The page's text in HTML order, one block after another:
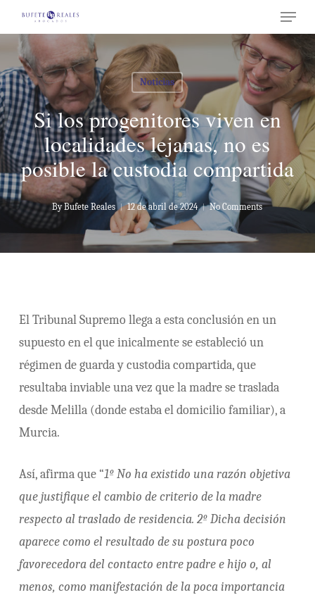
to
main
content
Menu
Noticias
Si los progenitores viven en
localidades lejanas, no es
posible la custodia compartida
By Bufete Reales 12 de abril de 2024 No Comments
El Tribunal Supremo llega a esta conclusión en un
supuesto en el que inicalmente se estableció un
régimen de guarda y custodia compartida, que
resultaba inviable una vez que la madre se traslada
desde Melilla (donde estaba el domicilio familiar), a
Murcia.
Así, afirma que “1º No ha existido una razón objetiva
que justifique el cambio de criterio de la madre
respecto al traslado de residencia. 2º Dicha decisión
aparece como el resultado de su postura poco
favorecedora del contacto entre padre e hijo o, al
menos, como manifestación de la poca importancia
Close
Menu